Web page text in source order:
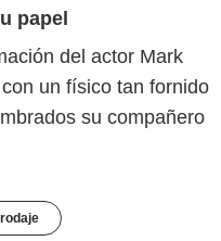
papel
del actor Mark
un físico tan fornido
su compañero